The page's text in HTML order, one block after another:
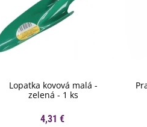
Lopatka kovová malá -
zelená - 1 ks
4,31 €